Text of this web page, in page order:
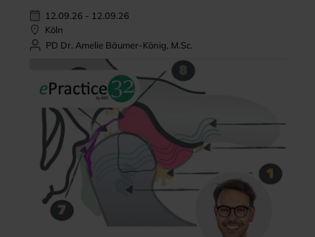
12.09.26 - 12.09.26
Köln
PD Dr. Amelie Bäumer-König, M.Sc.